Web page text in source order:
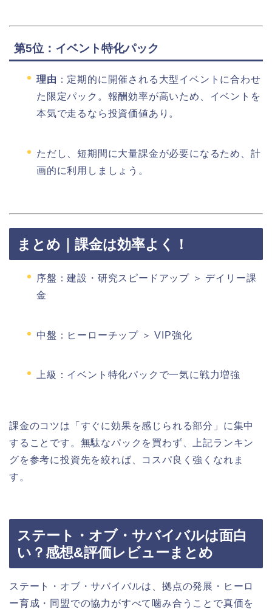
第5位：イベント特化パック
理由 ：定期的に開催される大型イベントに合わせ
た限定パック。報酬効率が高いため、イベントを
本気で走るなら投資価値あり。
ただし、短期間に大量課金が必要になるため、計
画的に利用しましょう。
まとめ｜課金は効率よく！
序盤：建設・研究スピードアップ ＞ デイリー課
金
中盤：ヒーローチップ ＞ VIP強化
上級：イベント特化パックで一気に戦力増強
課金のコツは「すぐに効果を感じられる部分」に集中
することです。無駄なパックを買わず、上記ランキン
グを参考に投資先を絞れば、コスパ良く強くなれま
す。
ステート・オブ・サバイバルは面白
い？感想&評価レビューまとめ
ステート・オブ・サバイバルは、拠点の発展・ヒーロ
ー育成・同盟での協力がすべて噛み合うことで真価を